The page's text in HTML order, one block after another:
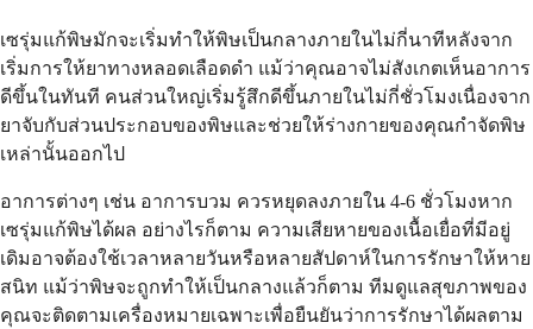
เซรุ่มแก้พิษมักจะเริ่มทำให้พิษเป็นกลางภายในไม่กี่นาทีหลังจาก
เริ่มการให้ยาทางหลอดเลือดดำ แม้ว่าคุณอาจไม่สังเกตเห็นอาการ
ดีขึ้นในทันที คนส่วนใหญ่เริ่มรู้สึกดีขึ้นภายในไม่กี่ชั่วโมงเนื่องจาก
ยาจับกับส่วนประกอบของพิษและช่วยให้ร่างกายของคุณกำจัดพิษ
เหล่านั้นออกไป
อาการต่างๆ เช่น อาการบวม ควรหยุดลงภายใน 4-6 ชั่วโมงหาก
เซรุ่มแก้พิษได้ผล อย่างไรก็ตาม ความเสียหายของเนื้อเยื่อที่มีอยู่
เดิมอาจต้องใช้เวลาหลายวันหรือหลายสัปดาห์ในการรักษาให้หาย
สนิท แม้ว่าพิษจะถูกทำให้เป็นกลางแล้วก็ตาม ทีมดูแลสุขภาพของ
คุณจะติดตามเครื่องหมายเฉพาะเพื่อยืนยันว่าการรักษาได้ผลตาม